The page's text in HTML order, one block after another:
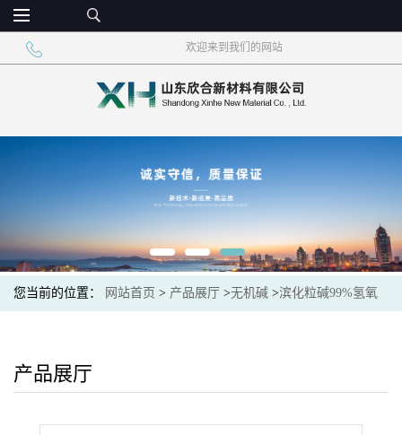
欢迎来到我们的网站
您当前的位置： 网站首页 > 产品展厅 >无机碱 >滨化粒碱99%氢氧
产品展厅